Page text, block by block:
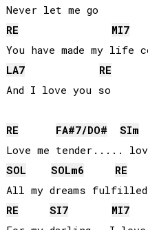
RE
MI7
LA7
RE
And I love you so
RE FA#7/DO# SIm
SOL
SOLm6
RE
RE
SI7 MI7